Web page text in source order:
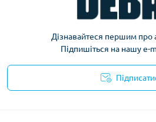
Дізнавайтеся першим про
Підпишіться на нашу e-